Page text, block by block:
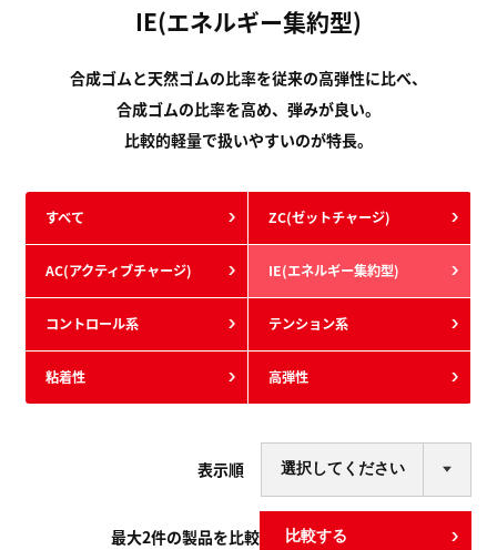
IE(エネルギー集約型)
合成ゴムと天然ゴムの比率を従来の高弾性に比べ、
合成ゴムの比率を高め、弾みが良い。
比較的軽量で扱いやすいのが特長。
すべて ZC(ゼットチャージ)
AC(アクティブチャージ) IE(エネルギー集約型)
コントロール系 テンション系
粘着性 高弾性
表示順
最大2件の製品を比較 比較する